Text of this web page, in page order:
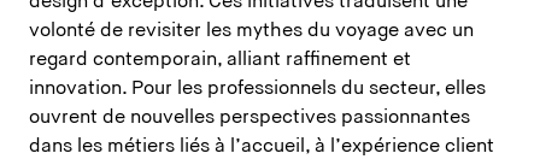
volonté de revisiter les mythes du voyage avec un
regard contemporain, alliant raffinement et
innovation. Pour les professionnels du secteur, elles
ouvrent de nouvelles perspectives passionnantes
dans les métiers liés à l’accueil, à l’expérience client